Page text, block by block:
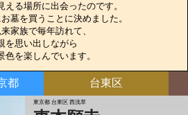
える場所に出会ったのです。
墓を買うことに決めました。
家族で毎年訪れて、
を思い出しながら
色を楽しんでいます。
都 台東区
東京都 台東区 西浅草